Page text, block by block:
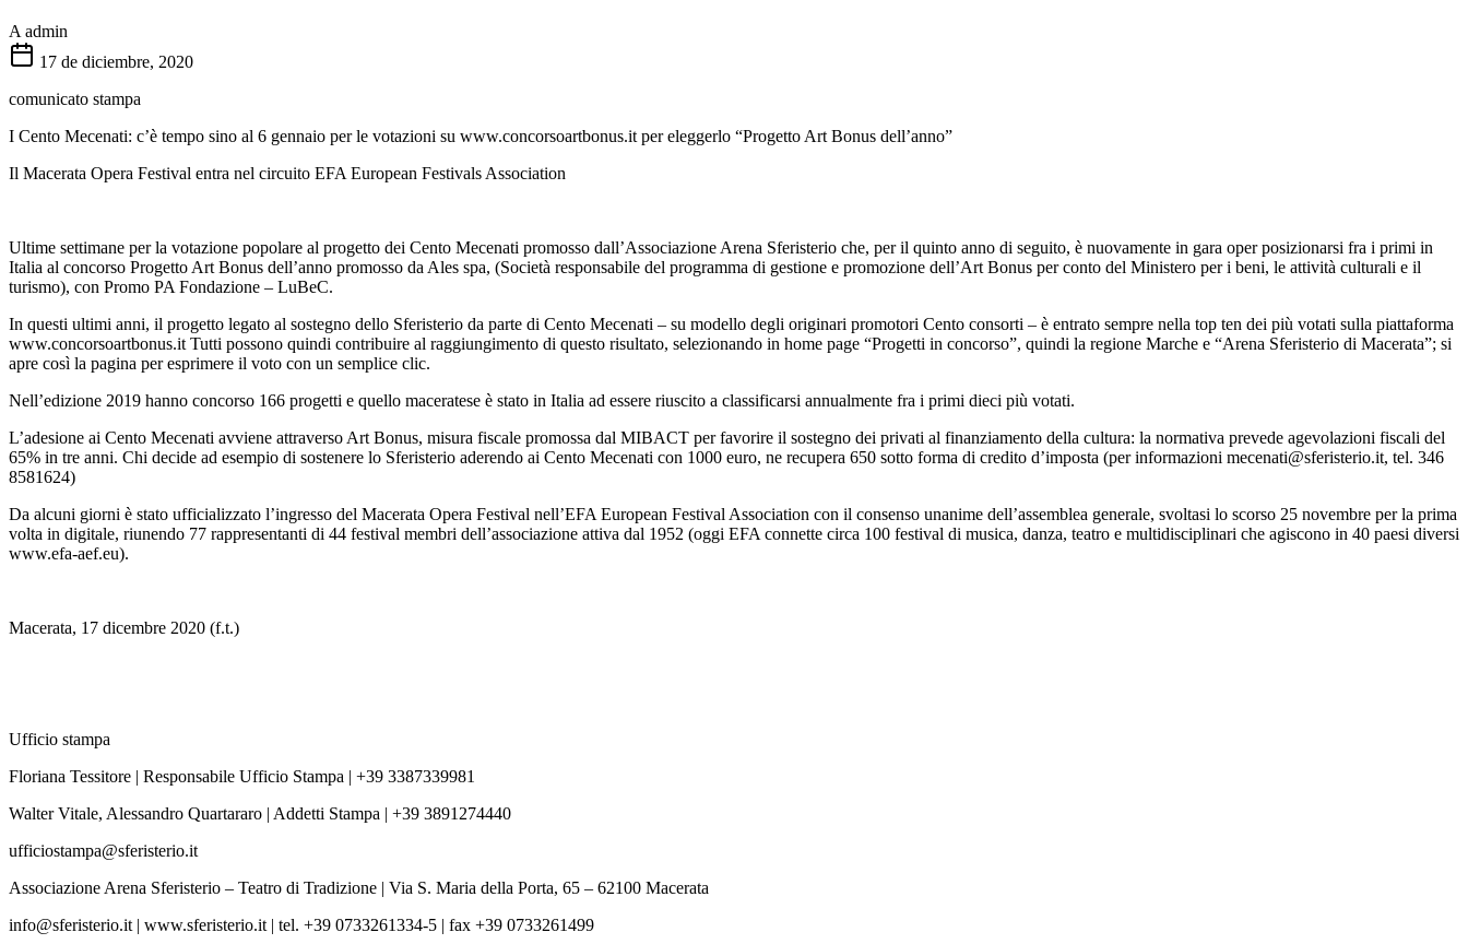
A admin
17 de diciembre, 2020
comunicato stampa
I Cento Mecenati: c’è tempo sino al 6 gennaio per le votazioni su www.concorsoartbonus.it per eleggerlo “Progetto Art Bonus dell’anno”
Il Macerata Opera Festival entra nel circuito EFA European Festivals Association
Ultime settimane per la votazione popolare al progetto dei Cento Mecenati promosso dall’Associazione Arena Sferisterio che, per il quinto anno di seguito, è nuovamente in gara oper posizionarsi fra i primi in
Italia al concorso Progetto Art Bonus dell’anno promosso da Ales spa, (Società responsabile del programma di gestione e promozione dell’Art Bonus per conto del Ministero per i beni, le attività culturali e il
turismo), con Promo PA Fondazione – LuBeC.
In questi ultimi anni, il progetto legato al sostegno dello Sferisterio da parte di Cento Mecenati – su modello degli originari promotori Cento consorti – è entrato sempre nella top ten dei più votati sulla piattaforma
www.concorsoartbonus.it Tutti possono quindi contribuire al raggiungimento di questo risultato, selezionando in home page “Progetti in concorso”, quindi la regione Marche e “Arena Sferisterio di Macerata”; si
apre così la pagina per esprimere il voto con un semplice clic.
Nell’edizione 2019 hanno concorso 166 progetti e quello maceratese è stato in Italia ad essere riuscito a classificarsi annualmente fra i primi dieci più votati.
L’adesione ai Cento Mecenati avviene attraverso Art Bonus, misura fiscale promossa dal MIBACT per favorire il sostegno dei privati al finanziamento della cultura: la normativa prevede agevolazioni fiscali del
65% in tre anni. Chi decide ad esempio di sostenere lo Sferisterio aderendo ai Cento Mecenati con 1000 euro, ne recupera 650 sotto forma di credito d’imposta (per informazioni mecenati@sferisterio.it, tel. 346
8581624)
Da alcuni giorni è stato ufficializzato l’ingresso del Macerata Opera Festival nell’EFA European Festival Association con il consenso unanime dell’assemblea generale, svoltasi lo scorso 25 novembre per la prima
volta in digitale, riunendo 77 rappresentanti di 44 festival membri dell’associazione attiva dal 1952 (oggi EFA connette circa 100 festival di musica, danza, teatro e multidisciplinari che agiscono in 40 paesi diversi
www.efa-aef.eu).
Macerata, 17 dicembre 2020 (f.t.)
Ufficio stampa
Floriana Tessitore | Responsabile Ufficio Stampa | +39 3387339981
Walter Vitale, Alessandro Quartararo | Addetti Stampa | +39 3891274440
ufficiostampa@sferisterio.it
Associazione Arena Sferisterio – Teatro di Tradizione | Via S. Maria della Porta, 65 – 62100 Macerata
info@sferisterio.it | www.sferisterio.it | tel. +39 0733261334-5 | fax +39 0733261499